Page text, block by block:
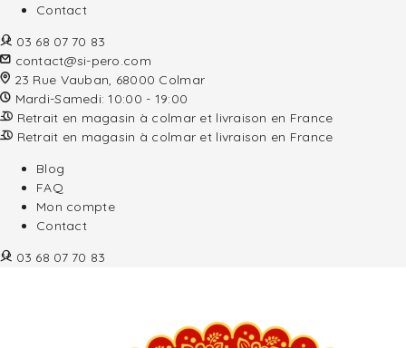
Contact
03 68 07 70 83
contact@si-pero.com
23 Rue Vauban, 68000 Colmar
Mardi-Samedi: 10:00 - 19:00
Retrait en magasin à colmar et livraison en France
Retrait en magasin à colmar et livraison en France
Blog
FAQ
Mon compte
Contact
03 68 07 70 83